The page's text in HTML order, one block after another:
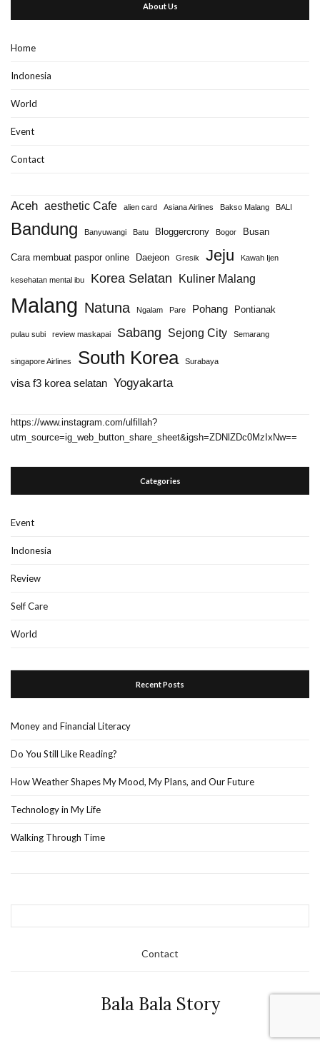
About Us
Home
Indonesia
World
Event
Contact
Aceh aesthetic Cafe alien card Asiana Airlines Bakso Malang BALI
Bandung Banyuwangi Batu Bloggercrony Bogor Busan
Cara membuat paspor online Daejeon Gresik Jeju Kawah Ijen
kesehatan mental ibu Korea Selatan Kuliner Malang
Malang Natuna Ngalam Pare Pohang Pontianak
pulau subi review maskapai Sabang Sejong City Semarang
singapore Airlines South Korea Surabaya
visa f3 korea selatan Yogyakarta
https://www.instagram.com/ulfillah?
utm_source=ig_web_button_share_sheet&igsh=ZDNlZDc0MzIxNw==
Categories
Event
Indonesia
Review
Self Care
World
Recent Posts
Money and Financial Literacy
Do You Still Like Reading?
How Weather Shapes My Mood, My Plans, and Our Future
Technology in My Life
Walking Through Time
Contact
Bala Bala Story